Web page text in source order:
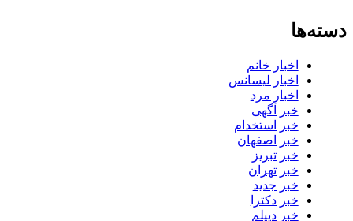
دسته‌ها
اخبار خانم
اخبار لیسانس
اخبار مرد
خبر آگهی
خبر استخدام
خبر اصفهان
خبر تبریز
خبر تهران
خبر جدید
خبر دکترا
خبر دیپلم